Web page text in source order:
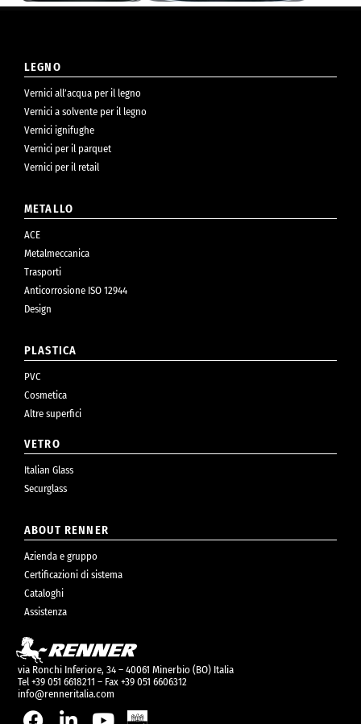
LEGNO
Vernici all’acqua per il legno
Vernici a solvente per il legno
Vernici ignifughe
Vernici per il parquet
Vernici per il retail
METALLO
ACE
Metalmeccanica
Trasporti
Anticorrosione ISO 12944
Design
PLASTICA
PVC
Cosmetica
Altre superfici
VETRO
Italian Glass
Securglass
ABOUT RENNER
Azienda e gruppo
Certificazioni di sistema
Cataloghi
Assistenza
via Ronchi Inferiore, 34 – 40061 Minerbio (BO) Italia
Tel +39 051 6618211 – Fax +39 051 6606312
info@renneritalia.com